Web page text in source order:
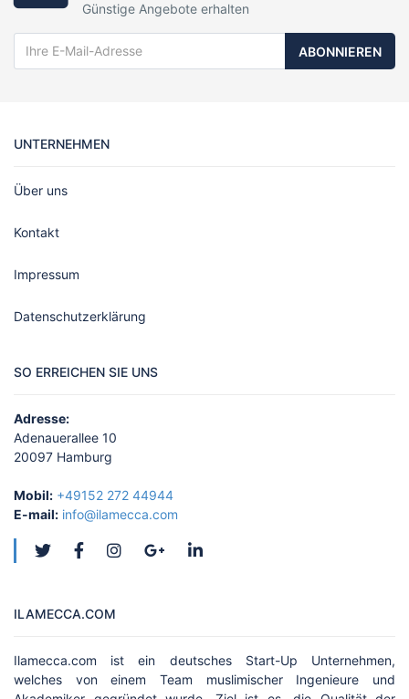
Günstige Angebote erhalten
ABONNIEREN
UNTERNEHMEN
Über uns
Kontakt
Impressum
Datenschutzerklärung
SO ERREICHEN SIE UNS
Adresse:
Adenauerallee 10
20097 Hamburg
Mobil: +49152 272 44944
E-mail: info@ilamecca.com
ILAMECCA.COM
Ilamecca.com ist ein deutsches Start-Up Unternehmen,
welches von einem Team muslimischer Ingenieure und